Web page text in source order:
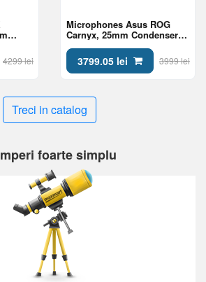
8 db,
4299 lei
Microphones Asus ROG
Carnyx, 25mm Condenser
Microphone, Cardioid,
120db, -37db, 192 kHz,
24bit, RGB, Built-in pop
filter, Control knob, USB,
3799.05 lei 3999 lei
Treci in catalog
foarte simplu